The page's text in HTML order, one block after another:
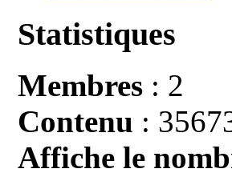
Statistiques
Membres : 2
Contenu :
Affiche le